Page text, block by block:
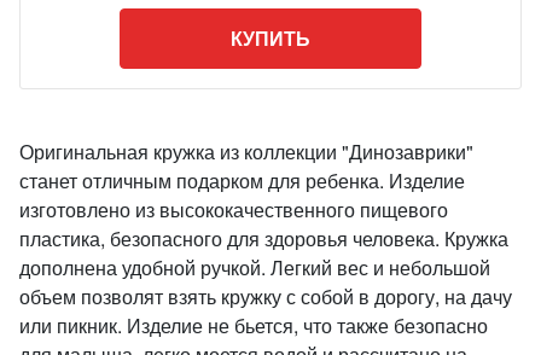
КУПИТЬ
Оригинальная кружка из коллекции "Динозаврики"
станет отличным подарком для ребенка. Изделие
изготовлено из высококачественного пищевого
пластика, безопасного для здоровья человека. Кружка
дополнена удобной ручкой. Легкий вес и небольшой
объем позволят взять кружку с собой в дорогу, на дачу
или пикник. Изделие не бьется, что также безопасно